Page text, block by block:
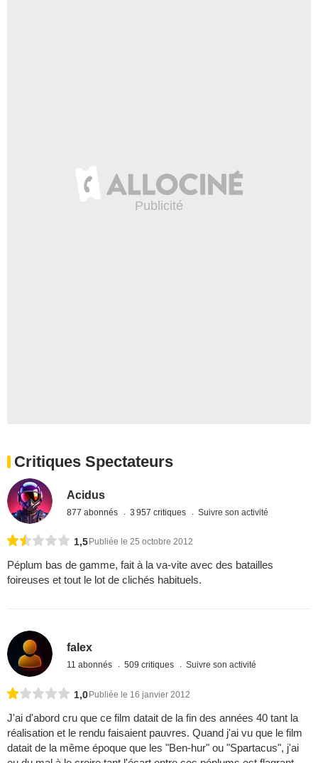
Critiques Spectateurs
Acidus
877 abonnés 3 957 critiques Suivre son activité
1,5 Publiée le 25 octobre 2012
Péplum bas de gamme, fait à la va-vite avec des batailles
foireuses et tout le lot de clichés habituels.
falex
11 abonnés 509 critiques Suivre son activité
1,0Publiée le 16 janvier 2012
J'ai d'abord cru que ce film datait de la fin des années 40 tant la
réalisation et le rendu faisaient pauvres. Quand j'ai vu que le film
datait de la même époque que les "Ben-hur" ou "Spartacus", j'ai